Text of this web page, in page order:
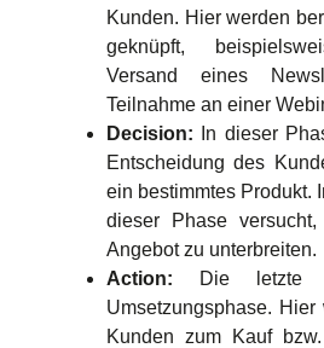
Kunden. Hier werden
geknüpft,
Versand eines
Teilnahme an einer
Decision: In dieser
Entscheidung des
ein bestimmtes Produkt.
dieser Phase
Angebot zu unterbreiten.
Action: Die letzte
Umsetzungsphase.
Kunden zum Kauf